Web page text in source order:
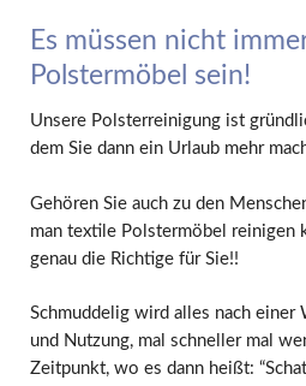
Es müssen nicht
Polstermöbel sein!
Unsere Polsterreinigung ist
dem Sie dann ein Urlaub mehr
Gehören Sie auch zu den
man textile Polstermöbel reinigen
genau die Richtige für Sie!!
Schmuddelig wird alles nach einer
und Nutzung, mal schneller mal
Zeitpunkt, wo es dann heißt: